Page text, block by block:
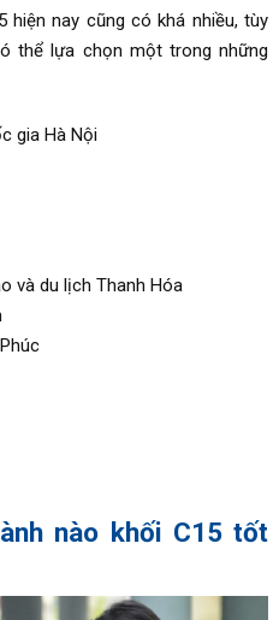
hiện nay cũng có khá nhiều, tùy
thể lựa chọn một trong những
gia Hà Nội
và du lịch Thanh Hóa
nào khối C15 tốt